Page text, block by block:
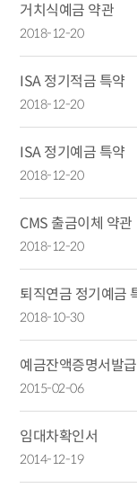
거치식예금 약관
2018-12-20
ISA 정기적금 특약
2018-12-20
ISA 정기예금 특약
2018-12-20
CMS 출금이체 약관
2018-12-20
퇴직연금 정기예금
2018-10-30
예금잔액증명서발
2015-02-06
임대차확인서
2014-12-19